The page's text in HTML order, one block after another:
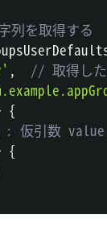
列を取得する
,
// 取得した
{
仮引数 value
{